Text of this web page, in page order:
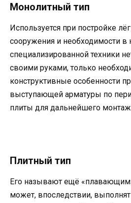
Монолитный тип
Используется при постройке
сооружения и необходимости в
специализированной техники
своими руками, только
конструктивные особенности
выступающей арматуры по
плиты для дальнейшего
Плитный тип
Его называют ещё
может, впоследствии,